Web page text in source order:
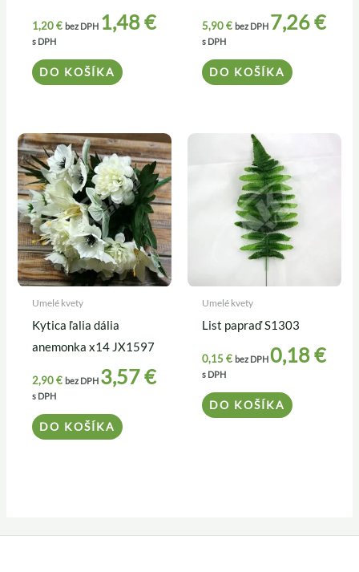
1,20€ bez DPH 1,48€
s DPH
DO KOŠÍKA
5,90€ bez DPH 7,26€
s DPH
DO KOŠÍKA
Umelé kvety
Kytica ľalia dália
anemonka x14 JX1597
2,90€ bez DPH 3,57€
s DPH
DO KOŠÍKA
Umelé kvety
List papraď S1303
0,15€ bez DPH0,18€
s DPH
DO KOŠÍKA